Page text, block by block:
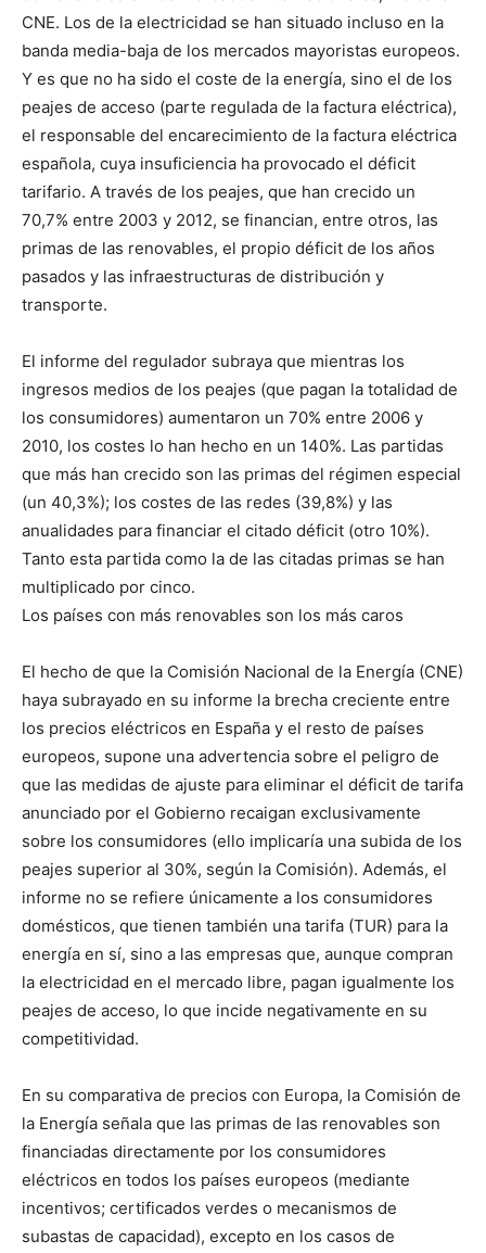
CNE. Los de la electricidad se han situado incluso en la
banda media-baja de los mercados mayoristas europeos.
Y es que no ha sido el coste de la energía, sino el de los
peajes de acceso (parte regulada de la factura eléctrica),
el responsable del encarecimiento de la factura eléctrica
española, cuya insuficiencia ha provocado el déficit
tarifario. A través de los peajes, que han crecido un
70,7% entre 2003 y 2012, se financian, entre otros, las
primas de las renovables, el propio déficit de los años
pasados y las infraestructuras de distribución y
transporte.
El informe del regulador subraya que mientras los
ingresos medios de los peajes (que pagan la totalidad de
los consumidores) aumentaron un 70% entre 2006 y
2010, los costes lo han hecho en un 140%. Las partidas
que más han crecido son las primas del régimen especial
(un 40,3%); los costes de las redes (39,8%) y las
anualidades para financiar el citado déficit (otro 10%).
Tanto esta partida como la de las citadas primas se han
multiplicado por cinco.
Los países con más renovables son los más caros
El hecho de que la Comisión Nacional de la Energía (CNE)
haya subrayado en su informe la brecha creciente entre
los precios eléctricos en España y el resto de países
europeos, supone una advertencia sobre el peligro de
que las medidas de ajuste para eliminar el déficit de tarifa
anunciado por el Gobierno recaigan exclusivamente
sobre los consumidores (ello implicaría una subida de los
peajes superior al 30%, según la Comisión). Además, el
informe no se refiere únicamente a los consumidores
domésticos, que tienen también una tarifa (TUR) para la
energía en sí, sino a las empresas que, aunque compran
la electricidad en el mercado libre, pagan igualmente los
peajes de acceso, lo que incide negativamente en su
competitividad.
En su comparativa de precios con Europa, la Comisión de
la Energía señala que las primas de las renovables son
financiadas directamente por los consumidores
eléctricos en todos los países europeos (mediante
incentivos; certificados verdes o mecanismos de
subastas de capacidad), excepto en los casos de